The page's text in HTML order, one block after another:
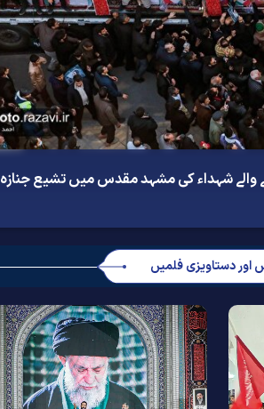
والے شہداء کی مشہد مقدس میں تشیع جنازہ
اور دستاویزی فلمیں